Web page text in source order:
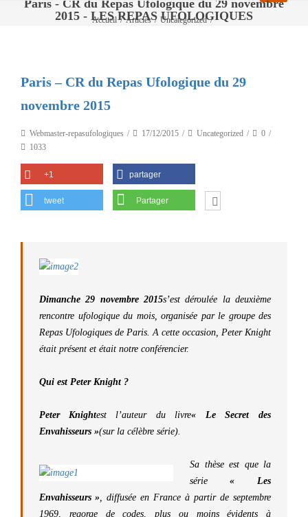
Paris - CR du Repas Ufologique du 29 novembre
2015 - LES REPAS UFOLOGIQUES
Accueil / Articles / Uncategorized /
Paris – CR du Repas Ufologique du 29
novembre 2015
Webmaster-repasufologiques 17/12/2015 Uncategorized
0
1033
+1 partager
tweet Partager
Dimanche 29 novembre 2015s’est déroulée la deuxième
rencontre ufologique du mois, organisée par le groupe des
Repas Ufologiques de Paris.A cette occasion, Peter Knight
était présent et était notre conférencier.
Qui est Peter Knight ?
Peter Knightest l’auteur du livre« Le Secret des
Envahisseurs »(sur la célèbre série).
Sa thèse est que la
série « Les
Envahisseurs », diffusée en France à partir de septembre
1969, regorge de codes, plus ou moins évidents à